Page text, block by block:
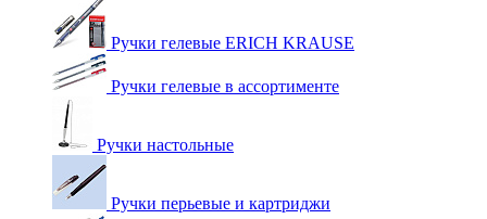
Ручки гелевые ERICH KRAUSE
Ручки гелевые в ассортименте
Ручки настольные
Ручки перьевые и картриджи